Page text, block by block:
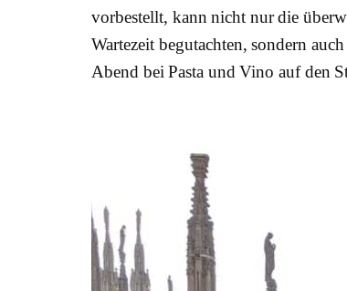
vorbestellt, kann nicht nur die
Wartezeit begutachten, sondern
Abend bei Pasta und Vino auf den